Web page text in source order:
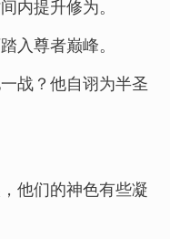
内提升修为。
入尊者巅峰。
战？他自诩为半圣
他们的神色有些凝